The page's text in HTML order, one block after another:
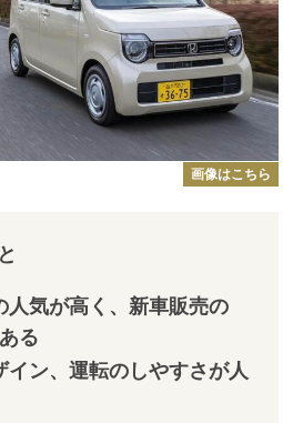
画像はこちら
人気が高く、新車販売の
る
イン、運転のしやすさが人